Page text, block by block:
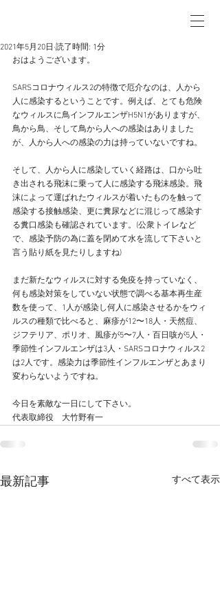
2021年5月20日 読了時間: 1分
おはようございます。
SARSコロナウィルス2の特徴で厄介なのは、人から
人に感染するということです。例えば、とても危険
なウィルスに鳥インフルエンザH5N1がありますが、
鳥から鳥、そして鳥から人への感染はありました
が、人から人への感染の力は持っていないですね。
そして、人から人に感染していく経路は、口から吐
き出される飛沫に乗って人に感染する飛沫感染。飛
沫によって運ばれたウィルスが着いたものを触って
感染する接触感染、更に糞尿などに混じって感染す
る糞口感染も確認されています。(公衆トイレなど
で、感染予防の為に蓋を閉めて水を流して下さいと
言う貼り紙を見たりしますね)
まだ新たなウィルスに対する免疫を持っていなく、
何も感染対策をしていない状態で調べる基本再生産
数を使って、1人が感染し何人に感染させるかをウィ
ルスの種類で比べると、麻疹が12〜18人・天然痘、
ジフテリア、ポリオ、風疹が5〜7人・百日咳が5人・
季節性インフルエンザは3人・SARSコロナウィルス2
は2人です。感染力は季節性インフルエンザとあまり
変わらないようですね。
今日を素敵な一日にして下さい。
代表取締役　大竹野有一
最新記事 すべて表示